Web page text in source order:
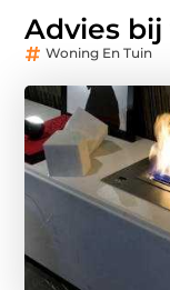
Advies
Woning En Tuin